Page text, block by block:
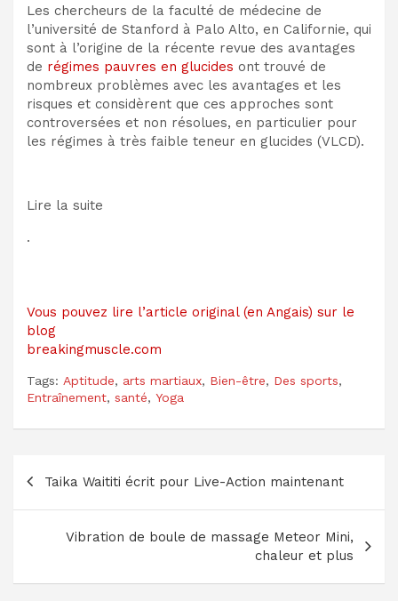
Les chercheurs de la faculté de médecine de
l’université de Stanford à Palo Alto, en Californie, qui
sont à l’origine de la récente revue des avantages
de régimes pauvres en glucides ont trouvé de
nombreux problèmes avec les avantages et les
risques et considèrent que ces approches sont
controversées et non résolues, en particulier pour
les régimes à très faible teneur en glucides (VLCD).
Lire la suite
.
Vous pouvez lire l’article original (en Angais) sur le
blog
breakingmuscle.com
Tags: Aptitude, arts martiaux, Bien-être, Des sports,
Entraînement, santé, Yoga
Navigation
de
l’article
Taika Waititi écrit pour Live-Action maintenant
Vibration de boule de massage Meteor Mini,
chaleur et plus